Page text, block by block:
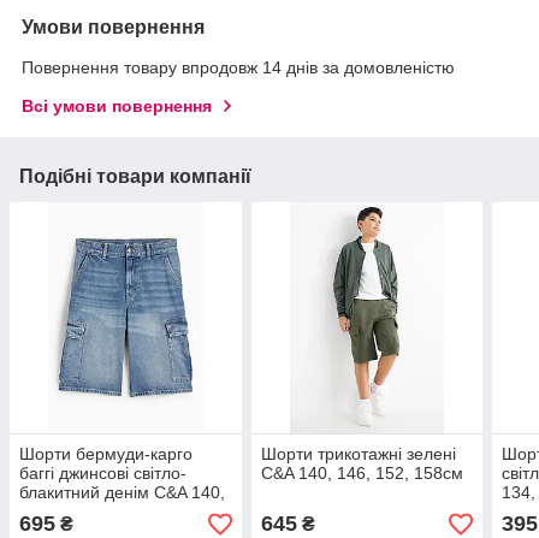
Умови повернення
Повернення товару впродовж 14 днів за домовленістю
Всі умови повернення
Подібні товари компанії
Шорти бермуди-карго
баггі джинсові світло-
блакитний денім C&A 140,
164, 170см
695 ₴
Шорти трикотажні зелені
C&A 140, 146, 152, 158см
645₴ 395